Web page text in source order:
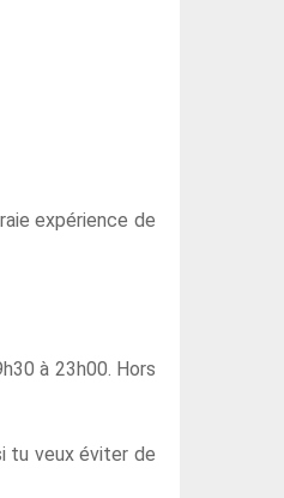
expérience de
à 23h00. Hors
tu veux éviter de